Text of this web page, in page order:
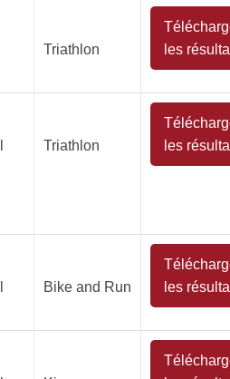
Triathlon
les
Triathlon
les
Bike and Run
les